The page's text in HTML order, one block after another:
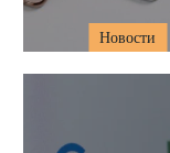
Новости